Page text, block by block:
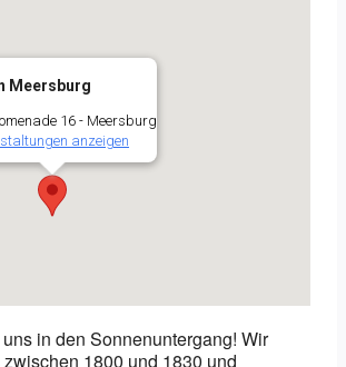
Meersburg
16 - Meersburg
anzeigen
in den Sonnenuntergang! Wir
1800 und 1830 und